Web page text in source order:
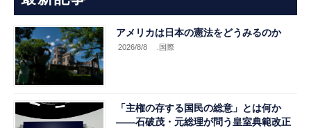
アメリカは日本の憲法をどうみるのか
2026/8/8 .国際
「主権の存する国民の総意」とは何か
――石破茂・元総理が問う皇室典範改正